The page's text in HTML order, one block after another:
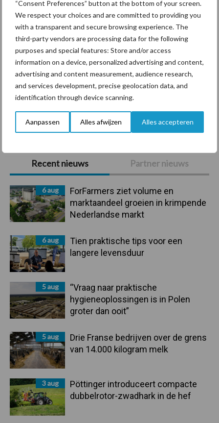
“Consent Preferences” button at the bottom of your screen.
We respect your choices and are committed to providing you
with a transparent and secure browsing experience. The
third-party vendors are processing data for the following
purposes and special features: Store and/or access
information on a device, personalized advertising and content,
advertising and content measurement, audience research,
and services development, precise geolocation data, and
identification through device scanning.
Aanpassen Alles afwijzen Alles accepteren
Primaire
Sidebar
Recent nieuws Partner nieuws
6 aug
ForFarmers ziet volume en
marktaandeel groeien in krimpende
Nederlandse markt
6 aug
Tien praktische tips voor een
langere levensduur
5 aug
“Vraag naar praktische
hygieneoplossingen is in Polen
groter dan ooit”
5 aug
Drie Franse bedrijven over de grens
van 14.000 kilogram melk
3 aug
Pöttinger introduceert compacte
dubbelrotor-zwadhark in de hef
Beregening Bijproducten